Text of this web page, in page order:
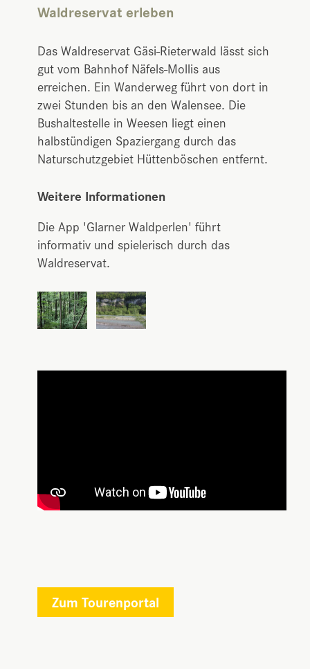
Waldreservat erleben
Das Waldreservat Gäsi-Rieterwald lässt sich
gut vom Bahnhof Näfels-Mollis aus
erreichen. Ein Wanderweg führt von dort in
zwei Stunden bis an den Walensee. Die
Bushaltestelle in Weesen liegt einen
halbstündigen Spaziergang durch das
Naturschutzgebiet Hüttenböschen entfernt.
Weitere Informationen
Die App 'Glarner Waldperlen' führt
informativ und spielerisch durch das
Waldreservat.
Zum Tourenportal